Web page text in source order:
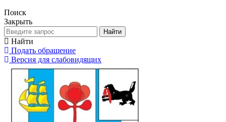
Поиск
Закрыть
Найти
Найти
Подать обращение
Версия для слабовидящих